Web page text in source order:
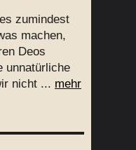
zumindest
machen,
Deos
unnatürliche
nicht ... mehr